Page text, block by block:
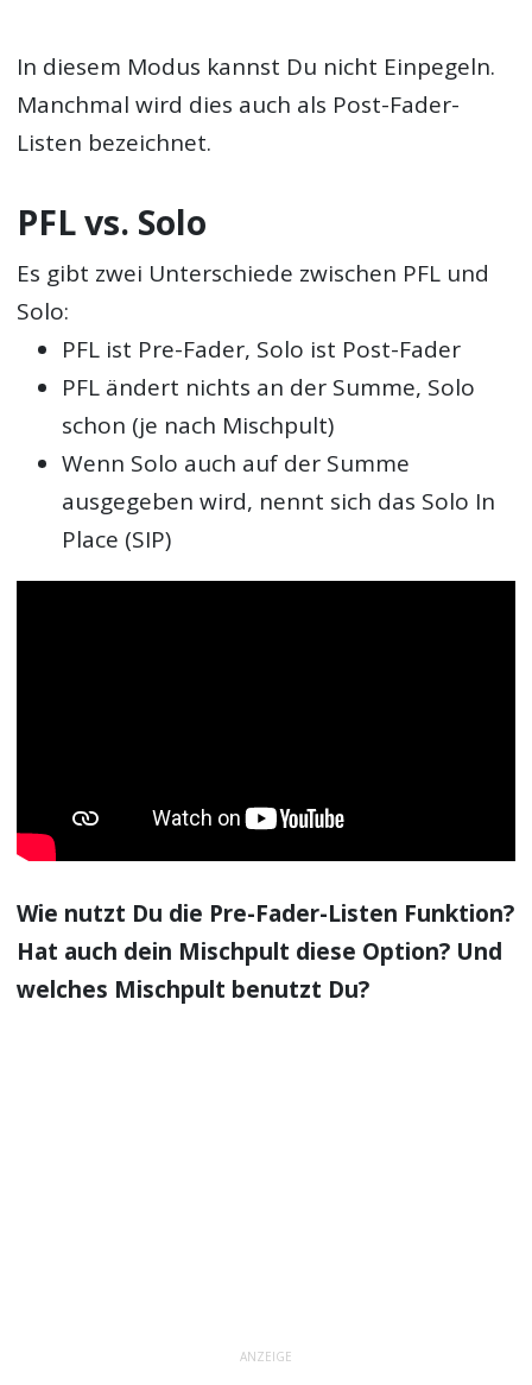
In diesem Modus kannst Du nicht Einpegeln.
Manchmal wird dies auch als Post-Fader-
Listen bezeichnet.
PFL vs. Solo
Es gibt zwei Unterschiede zwischen PFL und
Solo:
PFL ist Pre-Fader, Solo ist Post-Fader
PFL ändert nichts an der Summe, Solo
schon (je nach Mischpult)
Wenn Solo auch auf der Summe
ausgegeben wird, nennt sich das Solo In
Place (SIP)
Wie nutzt Du die Pre-Fader-Listen Funktion?
Hat auch dein Mischpult diese Option? Und
welches Mischpult benutzt Du?
ANZEIGE